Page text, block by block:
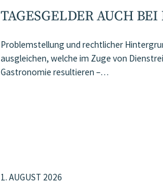
TAGESGELDER AUCH
Problemstellung und rechtlicher
ausgleichen, welche im Zuge von
Gastronomie resultieren –…
1. AUGUST 2026